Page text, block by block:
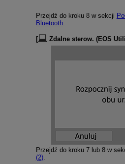
Przejdź do kroku 8 w sekcji
Bluetooth.
[ Zdalne sterow. (EOS
Przejdź do kroku 7 lub 8 w
(2).